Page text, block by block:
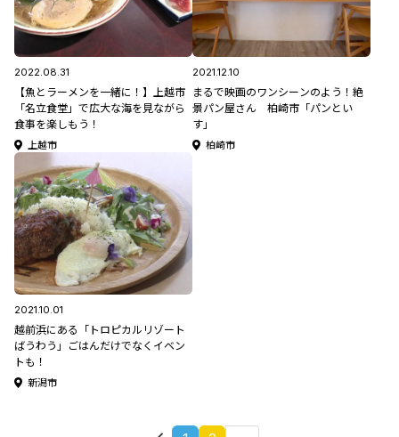
2022.08.31
【魚とラーメンを一緒に！】上越市
「名立食堂」で広大な海を見ながら
食事を楽しもう！
上越市
2021.12.10
まるで映画のワンシーンのよう！絶
景パン屋さん 柏崎市「パンとい
す」
柏崎市
2021.10.01
越前浜にある「トロピカルリゾート
ばうわう」ごはんだけでなくイベン
トも！
新潟市